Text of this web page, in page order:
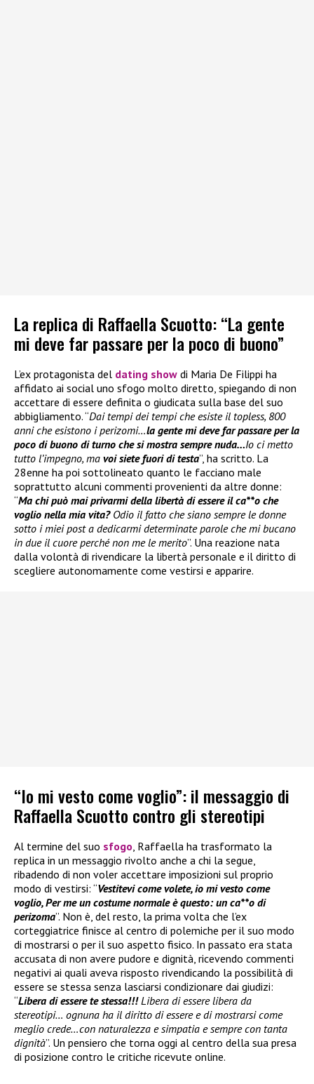
La replica di Raffaella Scuotto: “La gente
mi deve far passare per la poco di buono”
L’ex protagonista del dating show di Maria De Filippi ha
affidato ai social uno sfogo molto diretto, spiegando di non
accettare di essere definita o giudicata sulla base del suo
abbigliamento. “Dai tempi dei tempi che esiste il topless, 800
anni che esistono i perizomi…la gente mi deve far passare per la
poco di buono di turno che si mostra sempre nuda…Io ci metto
tutto l’impegno, ma voi siete fuori di testa”, ha scritto. La
28enne ha poi sottolineato quanto le facciano male
soprattutto alcuni commenti provenienti da altre donne:
“Ma chi può mai privarmi della libertà di essere il ca**o che
voglio nella mia vita? Odio il fatto che siano sempre le donne
sotto i miei post a dedicarmi determinate parole che mi bucano
in due il cuore perché non me le merito”. Una reazione nata
dalla volontà di rivendicare la libertà personale e il diritto di
scegliere autonomamente come vestirsi e apparire.
“Io mi vesto come voglio”: il messaggio di
Raffaella Scuotto contro gli stereotipi
Al termine del suo sfogo , Raffaella ha trasformato la
replica in un messaggio rivolto anche a chi la segue,
ribadendo di non voler accettare imposizioni sul proprio
modo di vestirsi: “Vestitevi come volete, io mi vesto come
voglio, Per me un costume normale è questo: un ca**o di
perizoma”. Non è, del resto, la prima volta che l’ex
corteggiatrice finisce al centro di polemiche per il suo modo
di mostrarsi o per il suo aspetto fisico. In passato era stata
accusata di non avere pudore e dignità, ricevendo commenti
negativi ai quali aveva risposto rivendicando la possibilità di
essere se stessa senza lasciarsi condizionare dai giudizi:
“Libera di essere te stessa!!!Libera di essere libera da
stereotipi… ognuna ha il diritto di essere e di mostrarsi come
meglio crede…con naturalezza e simpatia e sempre con tanta
dignità”. Un pensiero che torna oggi al centro della sua presa
di posizione contro le critiche ricevute online.